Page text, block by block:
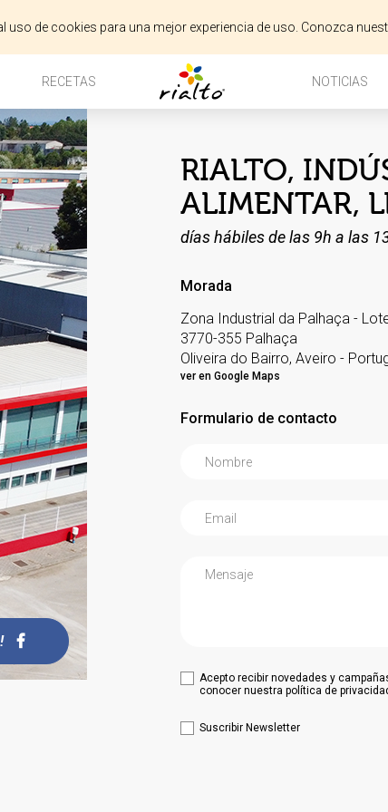
uso de cookies para una mejor experiencia de uso. Conozca
RECETAS NOTICIAS
RIALTO,
ALIMENTAR,
días hábiles de las 9h a las
Morada
Zona Industrial da Palhaça -
3770-355 Palhaça
Oliveira do Bairro, Aveiro -
ver en Google Maps
Formulario de contacto
Acepto recibir novedades y
conocer nuestra política de
Suscribir Newsletter